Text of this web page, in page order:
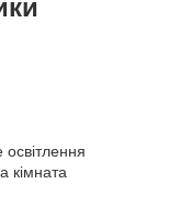
кімната